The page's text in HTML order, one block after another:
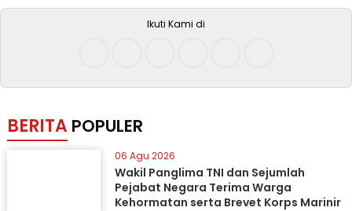
Ikuti Kami di
BERITA POPULER
06 Agu 2026
Wakil Panglima TNI dan Sejumlah
Pejabat Negara Terima Warga
Kehormatan serta Brevet Korps Marinir